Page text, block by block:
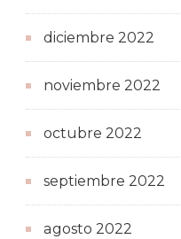
diciembre 2022
noviembre 2022
octubre 2022
septiembre 2022
agosto 2022